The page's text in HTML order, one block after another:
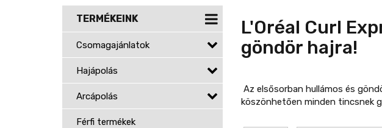
TERMÉKEINK
Csomagajánlatok
Hajápolás
Arcápolás
Férfi termékek
L'Oréal Curl
göndör hajra!
Az elsősorban hullámos és
köszönhetően minden tincsnek